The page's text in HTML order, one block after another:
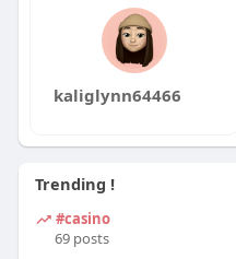
kaliglynn64466
Trending !
#casino
69 posts